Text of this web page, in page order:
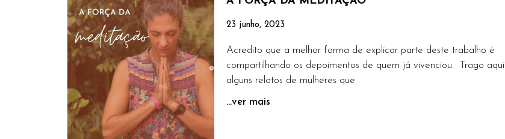
23 junho, 2023
Acredito que a melhor forma de explicar parte deste trabalho é
compartilhando os depoimentos de quem já vivenciou. Trago aqui
alguns relatos de mulheres que
...ver mais